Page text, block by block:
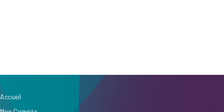
Accueil